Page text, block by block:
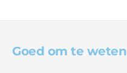
Goed om te weten